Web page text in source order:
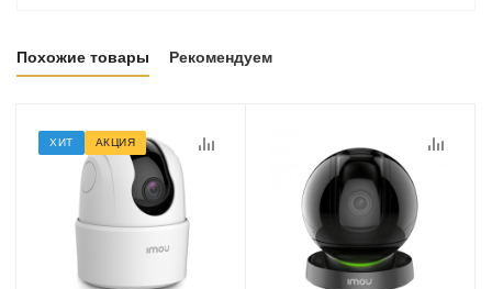
Похожие товары Рекомендуем
ХИТ АКЦИЯ